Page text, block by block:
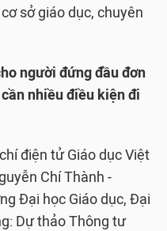
sở giáo dục, chuyên
người đứng đầu đơn
nhiều điều kiện đi
điện tử Giáo dục Việt
Chí Thành -
Đại học Giáo dục, Đại
Dự thảo Thông tư